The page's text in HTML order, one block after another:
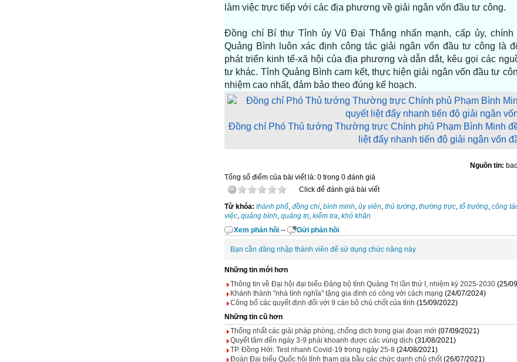
làm việc trực tiếp với các địa phương về giải ngân vốn đầu tư công.
Đồng chí Bí thư Tỉnh ủy Vũ Đại Thắng nhấn mạnh, cấp ủy, chính
Quảng Bình luôn xác định công tác giải ngân vốn đầu tư công là
phát triển kinh tế-xã hội của địa phương và dẫn dắt, kêu gọi các
tư khác. Tỉnh Quảng Bình cam kết, thực hiện giải ngân vốn đầu tư
nhiệm cao nhất, đảm bảo theo đúng kế hoạch.
Đồng chí Phó Thủ tướng Thường trực Chính phủ Phạm Bình Minh
liệt đẩy nhanh tiến độ giải ngân vốn
Nguồn tin:
Tổng số điểm của bài viết là: 0 trong 0 đánh giá
Click để đánh giá bài viết
Từ khóa: thành phố, đồng chí, bình minh, ủy viên, thủ tướng, thường trực, tổ trưởng, công
việc, quảng bình, quảng trị, kiểm tra, khó khăn
Xem phản hồi -- Gửi phản hồi
Bạn cần đăng nhập thành viên để sử dụng chức năng này
Những tin mới hơn
Thông tin về Đại hội đại biểu Đảng bộ tỉnh Quảng Trị lần thứ I, nhiệm kỳ 2025-2030 (25/
Khánh thành "nhà tình nghĩa" tặng gia đình có công với cách mạng (24/07/2024)
Công bố các quyết định đối với 9 cán bộ chủ chốt của tỉnh (15/09/2022)
Những tin cũ hơn
Thống nhất các giải pháp phòng, chống dịch trong giai đoạn mới (07/09/2021)
Quyết tâm đến ngày 3-9 phải khoanh được các vùng dịch (31/08/2021)
TP. Đồng Hới: Test nhanh Covid-19 trong ngày 25-8 (24/08/2021)
Đoàn Đại biểu Quốc hội tỉnh tham gia bầu các chức danh chủ chốt (26/07/2021)